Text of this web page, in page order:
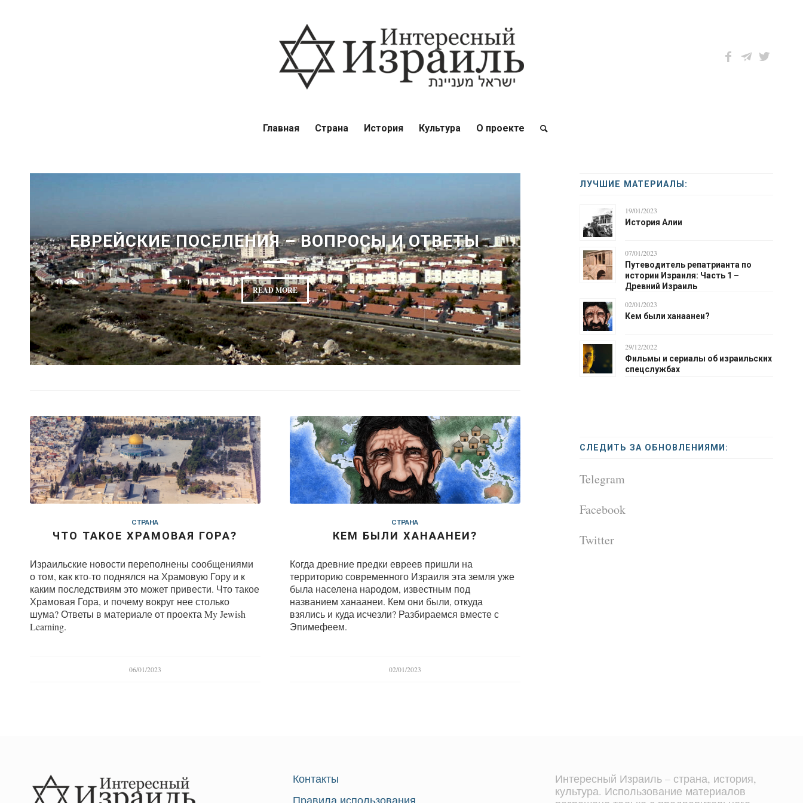
Главная Страна История Культура О проекте
ЕВРЕЙСКИЕ ПОСЕЛЕНИЯ – ВОПРОСЫ И ОТВЕТЫ
READ MORE
СТРАНА
ЧТО ТАКОЕ ХРАМОВАЯ ГОРА?
Израильские новости переполнены сообщениями
о том, как кто-то поднялся на Храмовую Гору и к
каким последствиям это может привести. Что такое
Храмовая Гора, и почему вокруг нее столько
шума? Ответы в материале от проекта My Jewish
Learning.
06/01/2023
СТРАНА
КЕМ БЫЛИ ХАНААНЕИ?
Когда древние предки евреев пришли на
территорию современного Израиля эта земля уже
была населена народом, известным под
названием ханаанеи. Кем они были, откуда
взялись и куда исчезли? Разбираемся вместе с
Эпимефеем.
02/01/2023
ЛУЧШИЕ МАТЕРИАЛЫ:
19/01/2023
История Алии
07/01/2023
Путеводитель репатрианта по
истории Израиля: Часть 1 –
Древний Израиль
02/01/2023
Кем были ханаанеи?
29/12/2022
Фильмы и сериалы об израильских
спецслужбах
СЛЕДИТЬ ЗА ОБНОВЛЕНИЯМИ:
Telegram
Facebook
Twitter
Контакты
Правила использования
Интересный Израиль – страна, история,
культура. Использование материалов